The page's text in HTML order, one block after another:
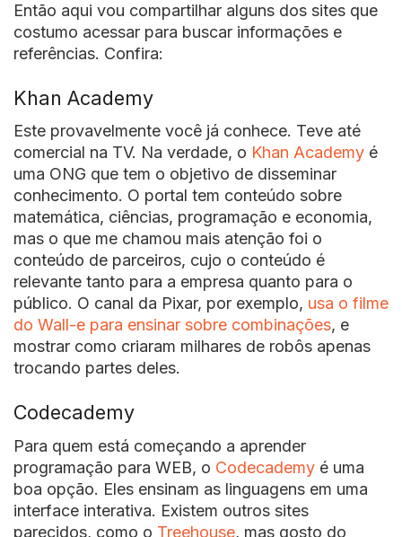
Então aqui vou compartilhar alguns dos sites que
costumo acessar para buscar informações e
referências. Confira:
Khan Academy
Este provavelmente você já conhece. Teve até
comercial na TV. Na verdade, o Khan Academy é
uma ONG que tem o objetivo de disseminar
conhecimento. O portal tem conteúdo sobre
matemática, ciências, programação e economia,
mas o que me chamou mais atenção foi o
conteúdo de parceiros, cujo o conteúdo é
relevante tanto para a empresa quanto para o
público. O canal da Pixar, por exemplo, usa o filme
do Wall-e para ensinar sobre combinações, e
mostrar como criaram milhares de robôs apenas
trocando partes deles.
Codecademy
Para quem está começando a aprender
programação para WEB, o Codecademy é uma
boa opção. Eles ensinam as linguagens em uma
interface interativa. Existem outros sites
parecidos, como o Treehouse, mas gosto do